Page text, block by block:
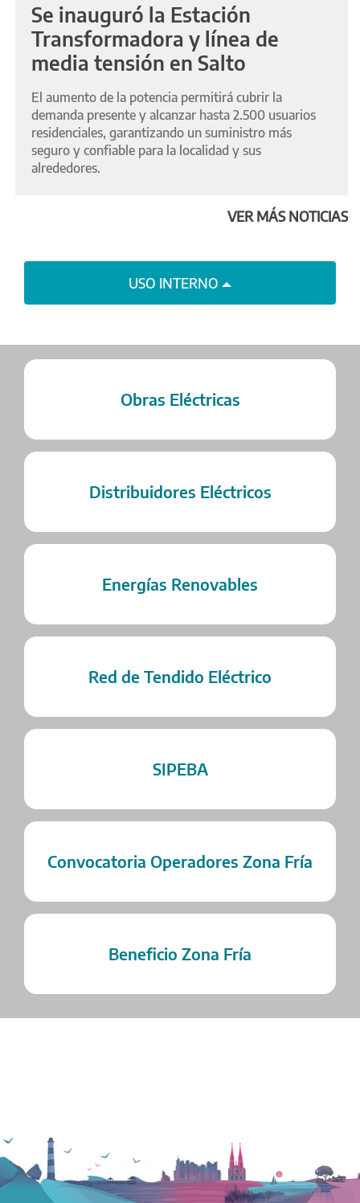
Se inauguró la Estación
Transformadora y línea de
media tensión en Salto
El aumento de la potencia permitirá cubrir la
demanda presente y alcanzar hasta 2.500 usuarios
residenciales, garantizando un suministro más
seguro y confiable para la localidad y sus
alrededores.
VER MÁS NOTICIAS
USO INTERNO
Obras Eléctricas
Distribuidores Eléctricos
Energías Renovables
Red de Tendido Eléctrico
SIPEBA
Convocatoria Operadores Zona Fría
Beneficio Zona Fría